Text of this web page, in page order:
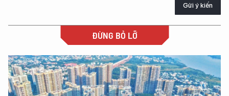
Gửi ý kiến
ĐỪNG BỎ LỠ